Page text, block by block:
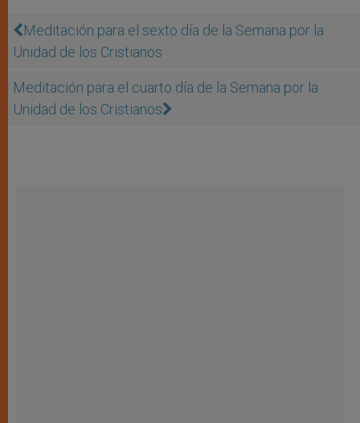
Meditación para el sexto día de la Semana por la
Unidad de los Cristianos
Meditación para el cuarto día de la Semana por la
Unidad de los Cristianos